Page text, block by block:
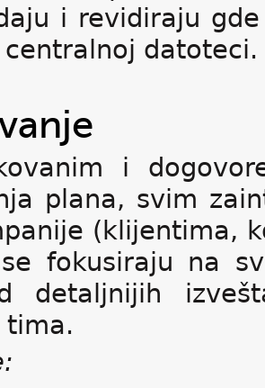
i revidiraju
datoteci.
i
plana, svim
(klijentima,
fokusiraju na
detaljnijih
tima.